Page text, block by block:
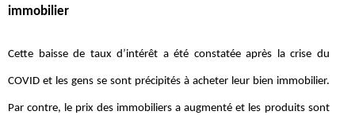
immobilier
Cette baisse de taux d’intérêt a été constatée après la crise du
COVID et les gens se sont précipités à acheter leur bien immobilier.
Par contre, le prix des immobiliers a augmenté et les produits sont